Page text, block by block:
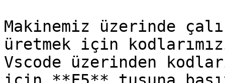
Makinemiz üzerinde
üretmek için
Vscode üzerinden